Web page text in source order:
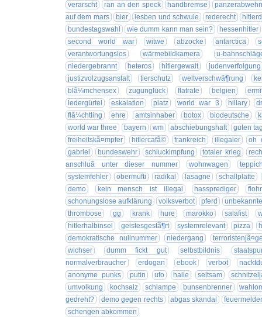
verarscht
ran an den speck handbremse
auf dem mars
bier lesben und schwule rederecht
bundestagswahl
wie dumm kann man sein?
hessenhitler
second world war
witwe abzocke antarctica
verantwortungslos
wärmebildkamera
u-
niedergebrannt
heteros hitlergewalt
judenverfolgung
justizvolzugsanstalt
tierschutz weltverschwã¶rung
blã¼mchensex
zugunglück flatrate belgien
ledergürtel
eskalation platz world war 3 hillary
flã¼chtling
ehre amtsinhaber botox biodeutsche
world war three
bayern wm abschiebungshaft
guten
freiheitskã¤mpfer
hitlercafã© frankreich illegaler
oh
gabriel
bundeswehr schluckimpfung totaler krieg
anschluã unter dieser nummer
wohnwagen
systemfehler
obermufti radikal lasagne
schallplatte
demo
kein mensch ist illegal hassprediger
schonungslose aufklärung
volksverbot pferd
thrombose
gg krank hure marokko salafist
hitlerhalbinsel
geistesgestã¶rt systemrelevant pizza
demokratische nullnummer
niedergang
wichser
dumm fickt gut selbstbildnis
normalverbraucher
erdogan ebook verbot
anonyme punks
putin ufo halle seltsam
umvolkung
kochsalz schlampe bunsenbrenner
gedreht?
demo gegen rechts abgas skandal
schengen abkommen